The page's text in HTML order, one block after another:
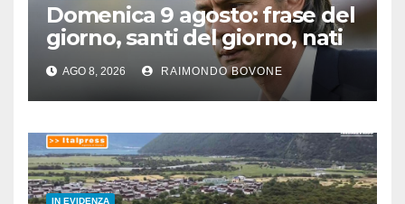
Domenica 9 agosto: frase del
giorno, santi del giorno, nati
famosi, accadde oggi
AGO 8, 2026 RAIMONDO BOVONE
IN EVIDENZA